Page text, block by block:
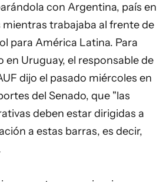
con Argentina, país en
mientras trabajaba al frente de
para América Latina. Para
en Uruguay, el responsable de
dijo el pasado miércoles en
del Senado, que "las
deben estar dirigidas a
a estas barras, es decir,